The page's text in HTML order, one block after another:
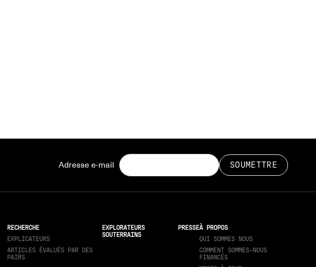
Adresse e-mail
RECHERCHE
EXPLICATEURS
ARTICLES ÉVALUÉS PAR DES
PAIRS
EXPLORATEURS
SOUTERRAINS
PRESSEÀ PROPOS
QUI SOMMES NOUS
COMMENT SOMMES-NOUS
FINANCÉS